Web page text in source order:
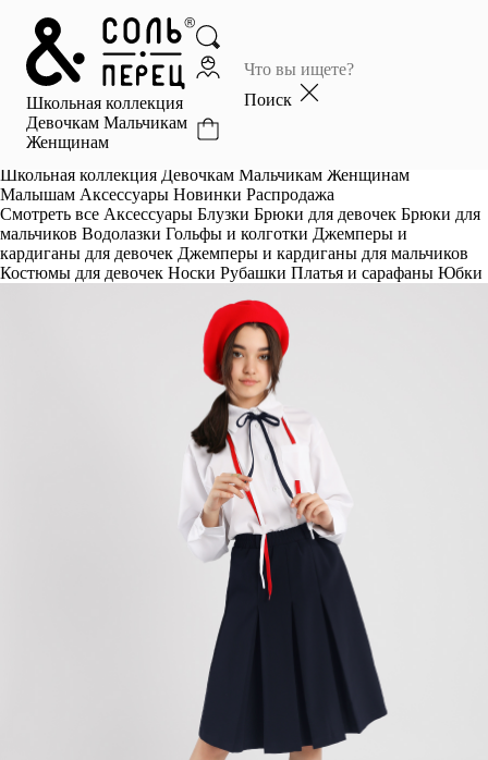
Школьная коллекция
Девочкам Мальчикам
Женщинам
Поиск
Главная
Каталог
Избранное
Школьная коллекция Девочкам Мальчикам Женщинам
Малышам Аксессуары Новинки Распродажа
Смотреть все Аксессуары Блузки Брюки для девочек Брюки для
мальчиков Водолазки Гольфы и колготки Джемперы и
кардиганы для девочек Джемперы и кардиганы для мальчиков
Костюмы для девочек Носки Рубашки Платья и сарафаны Юбки